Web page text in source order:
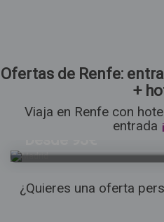
Ofertas de Renfe:
+
Viaja en Renfe con
entrada
Desde Valencia
Del 05 al 06 de Septiembre
Billete Ave ida y vuelta + 1
hotel
Museo Thyssen Bornemisza
¿Quieres una oferta